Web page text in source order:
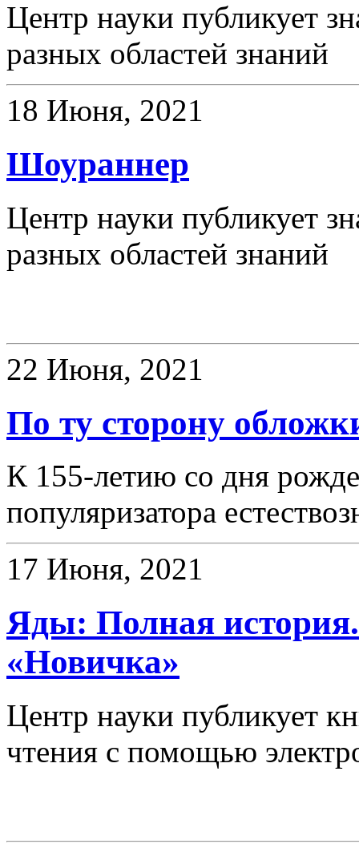
Центр науки публикует
разных областей знаний
18 Июня, 2021
Шоураннер
Центр науки публикует
разных областей знаний
22 Июня, 2021
По ту сторону
К 155-летию со дня
популяризатора
17 Июня, 2021
Яды: Полная
«Новичка»
Центр науки публикует
чтения с помощью